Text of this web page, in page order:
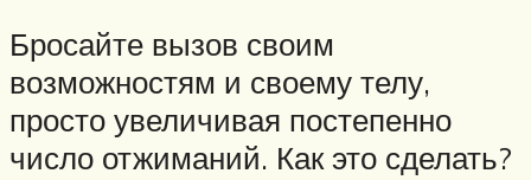
Бросайте вызов своим
возможностям и своему телу,
просто увеличивая постепенно
число отжиманий. Как это сделать?